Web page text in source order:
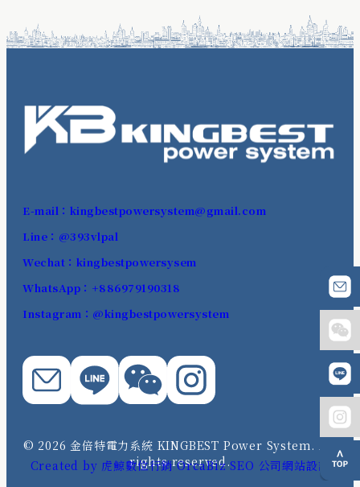
E-mail：kingbestpowersystem@gmail.com
Line：@393vlpal
Wechat：kingbestpowersysem
WhatsApp：+886979190318
Instagram：@kingbestpowersystem
© 2026 金倍特電力系統 KINGBEST Power System. All
rights reserved.
Created by 虎鯨數位行銷 OrcaBiz SEO 公司網站設計